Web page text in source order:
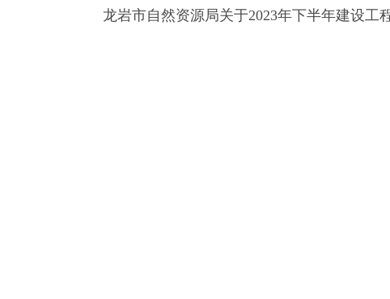
龙岩市自然资源局关于2023年下半年建设工